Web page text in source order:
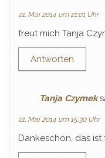
21. Mai 2014 um 21:01 Uhr
freut mich Tanja
Antworten
Tanja Czymek
21. Mai 2014 um 15:30 Uhr
Dankeschön, das ist